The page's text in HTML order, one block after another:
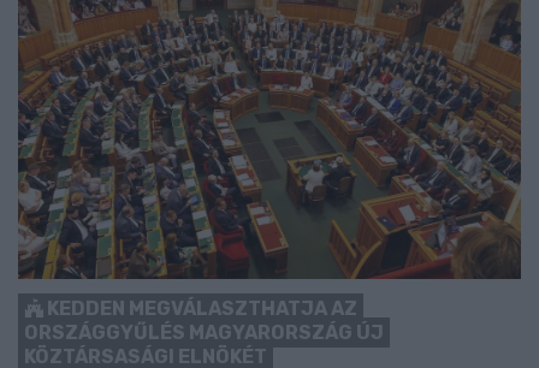
KEDDEN MEGVÁLASZTHATJA AZ
ORSZÁGGYŰLÉS MAGYARORSZÁG ÚJ
KÖZTÁRSASÁGI ELNÖKÉT